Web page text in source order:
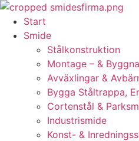
Skip
content
Start
Smide
Stålkonstruktion
Montage – &
Avväxlingar &
Bygga Ståltrappa,
Cortenstål &
Industrismide
Konst- &